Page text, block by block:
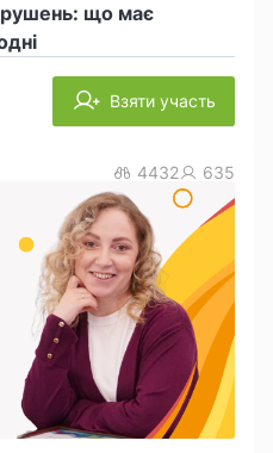
що має
Взяти участь
4432 635